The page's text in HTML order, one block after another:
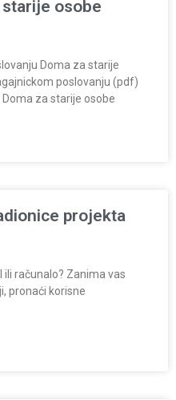
osobe
Doma za starije
poslovanju (pdf)
za starije osobe
projekta
računalo? Zanima vas
pronaći korisne